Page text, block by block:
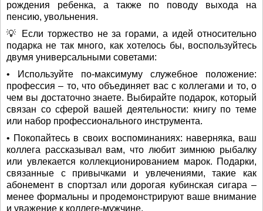
рождения ребенка, а также по поводу выхода на
пенсию, увольнения.
💡 Если торжество не за горами, а идей относительно
подарка не так много, как хотелось бы, воспользуйтесь
двумя универсальными советами:
• Используйте по-максимуму служебное положение:
профессия – то, что объединяет вас с коллегами и то, о
чем вы достаточно знаете. Выбирайте подарок, который
связан со сферой вашей деятельности: книгу по теме
или набор профессионального инструмента.
• Покопайтесь в своих воспоминаниях: наверняка, ваш
коллега рассказывал вам, что любит зимнюю рыбалку
или увлекается коллекционированием марок. Подарки,
связанные с привычками и увлечениями, такие как
абонемент в спортзал или дорогая кубинская сигара –
менее формальны и продемонстрируют ваше внимание
и уважение к коллеге-мужчине.